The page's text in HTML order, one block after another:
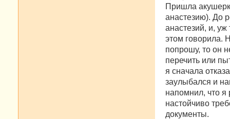
Пришла
анастезию). До
анастезий, и,
этом говорила.
попрошу, то он
перечить или
я сначала
заулыбался и
напомнил, что я
настойчиво
документы.